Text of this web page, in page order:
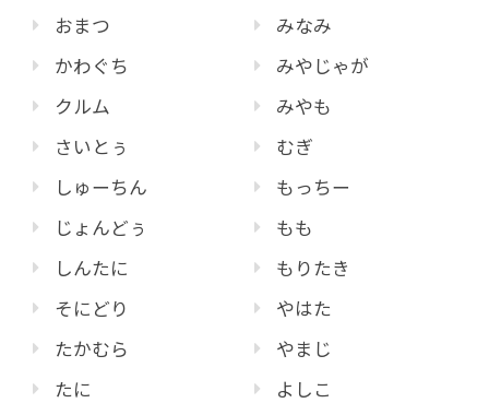
おまつ
かわぐち
クルム
さいとぅ
しゅーちん
じょんどぅ
しんたに
そにどり
たかむら
たに
みなみ
みやじゃが
みやも
むぎ
もっちー
もも
もりたき
やはた
やまじ
よしこ